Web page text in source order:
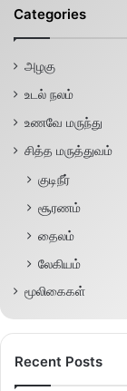
Categories
அழகு
உடல் நலம்
உணவே மருந்து
சித்த மருத்துவம்
குடிநீர்
சூரணம்
தைலம்
லேகியம்
மூலிகைகள்
Recent Posts